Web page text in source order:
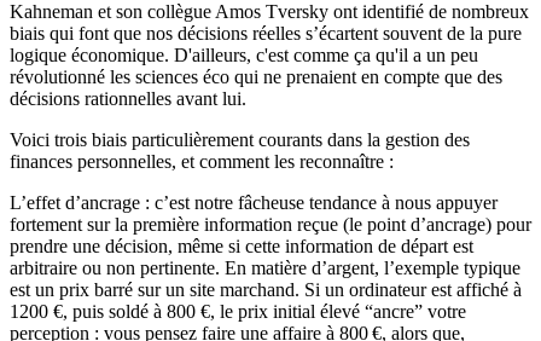
Kahneman et son collègue Amos Tversky ont identifié de nombreux
biais qui font que nos décisions réelles s’écartent souvent de la pure
logique économique. D'ailleurs, c'est comme ça qu'il a un peu
révolutionné les sciences éco qui ne prenaient en compte que des
décisions rationnelles avant lui.​
Voici trois biais particulièrement courants dans la gestion des
finances personnelles, et comment les reconnaître :
L’effet d’ancrage : c’est notre fâcheuse tendance à nous appuyer
fortement sur la première information reçue (le point d’ancrage) pour
prendre une décision, même si cette information de départ est
arbitraire ou non pertinente​. En matière d’argent, l’exemple typique
est un prix barré sur un site marchand. Si un ordinateur est affiché à
1200 €, puis soldé à 800 €, le prix initial élevé “ancre” votre
perception : vous pensez faire une affaire à 800 €, alors que,